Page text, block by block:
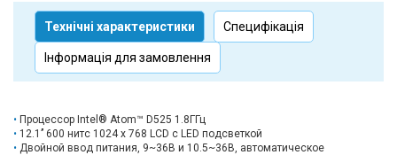
Блог
Технічні характеристики Специфікація
Інформація для замовлення
Процессор Intel® Atom™ D525 1.8ГГц
12.1’’ 600 нитс 1024 x 768 LCD с LED подсветкой
Двойной ввод питания, 9~36В и 10.5~36В, автоматическое